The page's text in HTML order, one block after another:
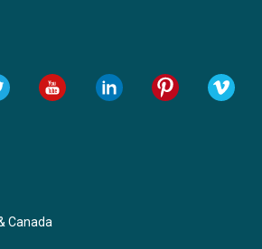
Canada